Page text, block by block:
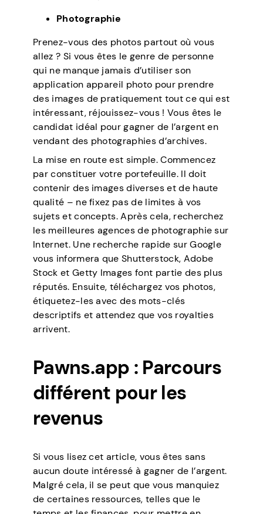
Photographie
Prenez-vous des photos partout où vous
allez ? Si vous êtes le genre de personne
qui ne manque jamais d’utiliser son
application appareil photo pour prendre
des images de pratiquement tout ce qui est
intéressant, réjouissez-vous ! Vous êtes le
candidat idéal pour gagner de l’argent en
vendant des photographies d’archives.
La mise en route est simple. Commencez
par constituer votre portefeuille. Il doit
contenir des images diverses et de haute
qualité – ne fixez pas de limites à vos
sujets et concepts. Après cela, recherchez
les meilleures agences de photographie sur
Internet. Une recherche rapide sur Google
vous informera que Shutterstock, Adobe
Stock et Getty Images font partie des plus
réputés. Ensuite, téléchargez vos photos,
étiquetez-les avec des mots-clés
descriptifs et attendez que vos royalties
arrivent.
Pawns.app : Parcours
différent pour les
revenus
Si vous lisez cet article, vous êtes sans
aucun doute intéressé à gagner de l’argent.
Malgré cela, il se peut que vous manquiez
de certaines ressources, telles que le